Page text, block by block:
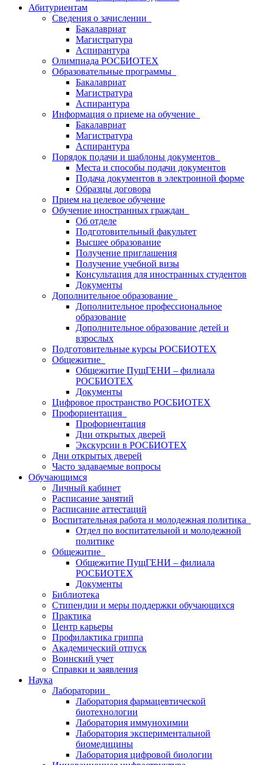
Абитуриентам
Сведения о зачислении
Бакалавриат
Магистратура
Аспирантура
Олимпиада РОСБИОТЕХ
Образовательные программы
Бакалавриат
Магистратура
Аспирантура
Информация о приеме на обучение
Бакалавриат
Магистратура
Аспирантура
Порядок подачи и шаблоны документов
Места и способы подачи документов
Подача документов в электронной форме
Образцы договора
Прием на целевое обучение
Обучение иностранных граждан
Об отделе
Подготовительный факультет
Высшее образование
Получение приглашения
Получение учебной визы
Консультация для иностранных студентов
Документы
Дополнительное образование
Дополнительное профессиональное
образование
Дополнительное образование детей и
взрослых
Подготовительные курсы РОСБИОТЕХ
Общежитие
Общежитие ПущГЕНИ – филиала
РОСБИОТЕХ
Документы
Цифровое пространство РОСБИОТЕХ
Профориентация
Профориентация
Дни открытых дверей
Экскурсии в РОСБИОТЕХ
Дни открытых дверей
Часто задаваемые вопросы
Обучающимся
Личный кабинет
Расписание занятий
Расписание аттестаций
Воспитательная работа и молодежная политика
Отдел по воспитательной и молодежной
политике
Общежитие
Общежитие ПущГЕНИ – филиала
РОСБИОТЕХ
Документы
Библиотека
Стипендии и меры поддержки обучающихся
Практика
Центр карьеры
Профилактика гриппа
Академический отпуск
Воинский учет
Справки и заявления
Наука
Лаборатории
Лаборатория фармацевтической
биотехнологии
Лаборатория иммунохимии
Лаборатория экспериментальной
биомедицины
Лаборатория цифровой биологии